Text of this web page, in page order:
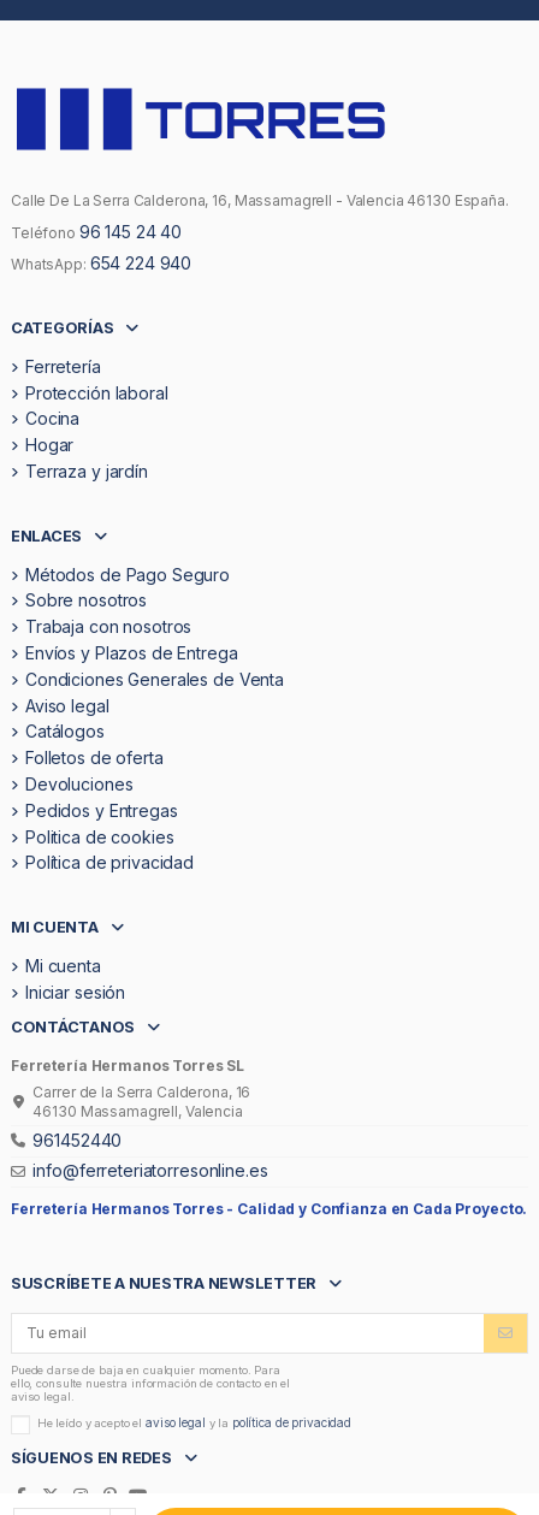
Calle De La Serra Calderona, 16, Massamagrell - Valencia 46130 España.
Teléfono 96 145 24 40
WhatsApp: 654 224 940
CATEGORÍAS
Ferretería
Protección laboral
Cocina
Hogar
Terraza y jardín
ENLACES
Métodos de Pago Seguro
Sobre nosotros
Trabaja con nosotros
Envíos y Plazos de Entrega
Condiciones Generales de Venta
Aviso legal
Catálogos
Folletos de oferta
Devoluciones
Pedidos y Entregas
Politica de cookies
Política de privacidad
MI CUENTA
Mi cuenta
Iniciar sesión
CONTÁCTANOS
Ferretería Hermanos Torres SL
Carrer de la Serra Calderona, 16
46130 Massamagrell, Valencia
961452440
info@ferreteriatorresonline.es
Ferretería Hermanos Torres - Calidad y Confianza en Cada Proyecto.
SUSCRÍBETE A NUESTRA NEWSLETTER
Puede darse de baja en cualquier momento. Para
ello, consulte nuestra información de contacto en el
aviso legal.
He leído y acepto elaviso legal y la política de privacidad
SÍGUENOS EN REDES